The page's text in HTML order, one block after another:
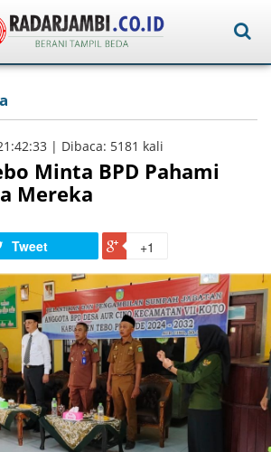
| Dibaca: 5181 kali
Minta BPD Pahami
Mereka
Tweet +1